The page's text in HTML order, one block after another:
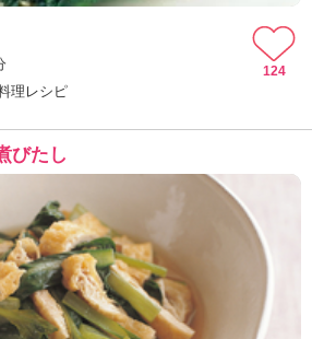
理レシピ
124
びたし